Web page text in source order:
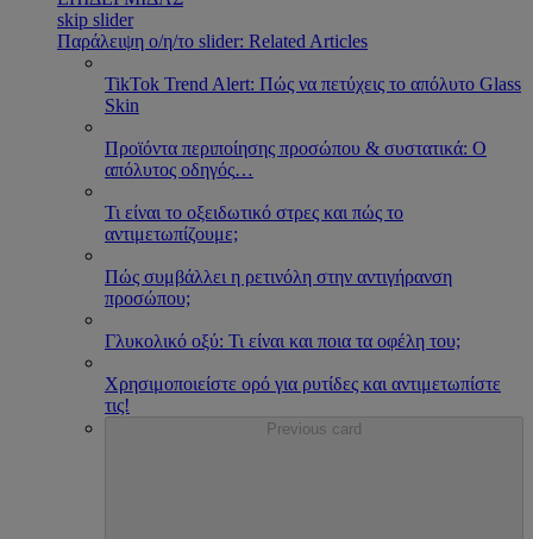
skip slider
Παράλειψη ο/η/το slider: Related Articles
TikTok Trend Alert: Πώς να πετύχεις το απόλυτο Glass
Skin
Προϊόντα περιποίησης προσώπου & συστατικά: Ο
απόλυτος οδηγός…
Τι είναι το οξειδωτικό στρες και πώς το
αντιμετωπίζουμε;
Πώς συμβάλλει η ρετινόλη στην αντιγήρανση
προσώπου;
Γλυκολικό οξύ: Τι είναι και ποια τα οφέλη του;
Χρησιμοποιείστε ορό για ρυτίδες και αντιμετωπίστε
τις!
Previous card